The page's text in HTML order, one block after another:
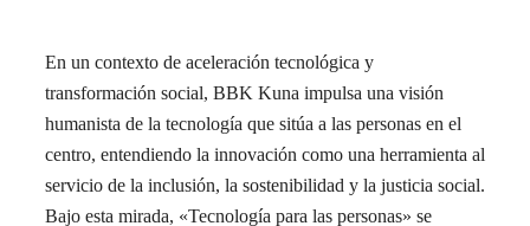
En un contexto de aceleración tecnológica y
transformación social, BBK Kuna impulsa una visión
humanista de la tecnología que sitúa a las personas en el
centro, entendiendo la innovación como una herramienta al
servicio de la inclusión, la sostenibilidad y la justicia social.
Bajo esta mirada, «Tecnología para las personas» se